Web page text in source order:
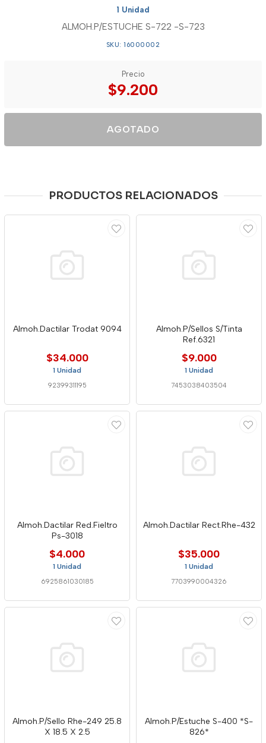
1 Unidad
ALMOH.P/ESTUCHE S-722 -S-723
SKU: 16000002
Precio
$9.200
AGOTADO
PRODUCTOS RELACIONADOS
Almoh.Dactilar Trodat 9094
$34.000
1 Unidad
92399311195
Almoh.P/Sellos S/Tinta
Ref.6321
$9.000
1 Unidad
7453038403504
Almoh.Dactilar Red.Fieltro
Ps-3018
$4.000
1 Unidad
6925861030185
Almoh.Dactilar Rect.Rhe-432
$35.000
1 Unidad
7703990004326
Almoh.P/Sello Rhe-249 25.8
X 18.5 X 2.5
Almoh.P/Estuche S-400 *S-
826*